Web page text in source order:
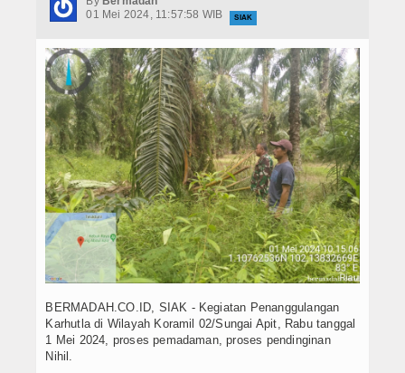
Politik
Berita Foto
Budaya & Pariwisata
Ekbis
Olahraga
01 Mei 2024, 11:57:58 WIB
SIAK
BERMADAH.CO.ID, SIAK - Kegiatan Penanggulangan
Karhutla di Wilayah Koramil 02/Sungai Apit, Rabu tanggal
1 Mei 2024, proses pemadaman, proses pendinginan
Nihil.